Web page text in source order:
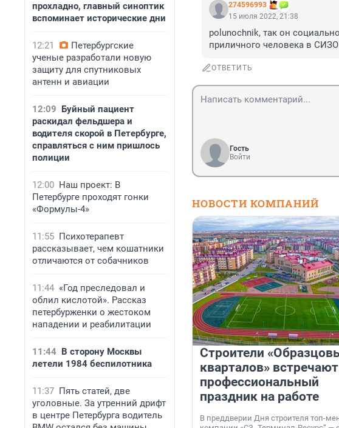
прохладно, главный синоптик
вспоминает исторические дни
12:21
Петербургские
ученые разработали новую
защиту для спутниковых
антенн и авиации
12:09 Буйный пациент
раскидал фельдшера и
водителя скорой в Петербурге,
справляться с ним пришлось
полиции
12:00 Наш проект: В
Петербурге проходят гонки
«Формулы-4»
11:55 Психотерапевт
рассказывает, чем кошатники
отличаются от собачников
11:44 «Год преследовал и
облил кислотой». Рассказ
петербурженки о жестоком
нападении и реабилитации
11:44 В сторону Москвы
летели 1984 беспилотника
11:37 Пять статей, две
уголовные. За утренний дрифт
в центре Петербурга водитель
274596993
15 июля 2022, 21:38
polunochnik, так он
приличного человека в
ОТВЕТИТЬ
Гость
Войти
НОВОСТИ КОМПАНИЙ
Строители
кварталов» встречают
профессиональный
праздник на работе
В преддверии Дня строителя топ-